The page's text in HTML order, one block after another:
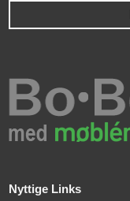
Nyttige Links